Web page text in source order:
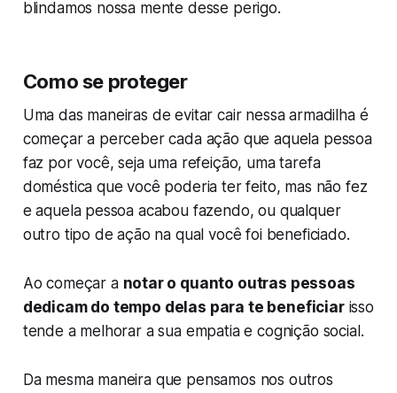
blindamos nossa mente desse perigo.
Como se proteger
Uma das maneiras de evitar cair nessa armadilha é
começar a perceber cada ação que aquela pessoa
faz por você, seja uma refeição, uma tarefa
doméstica que você poderia ter feito, mas não fez
e aquela pessoa acabou fazendo, ou qualquer
outro tipo de ação na qual você foi beneficiado.
Ao começar a notar o quanto outras pessoas
dedicam do tempo delas para te beneficiarisso
tende a melhorar a sua empatia e cognição social.
Da mesma maneira que pensamos nos outros